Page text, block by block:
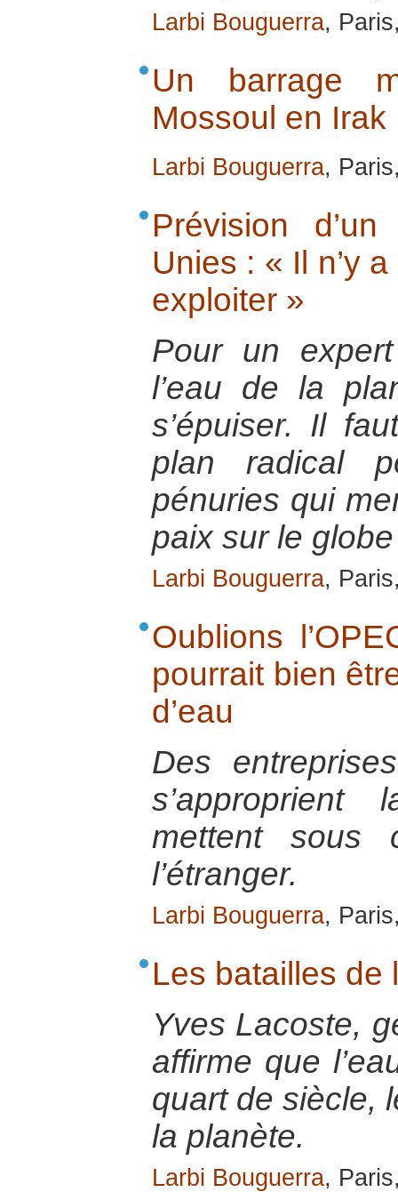
Larbi Bouguerra,
Un barrage
Mossoul en Irak
Larbi Bouguerra,
Prévision
Unies : « Il n’y
exploiter »
Pour un
l’eau de la
s’épuiser. Il
plan radical
pénuries qui
paix sur le
Larbi Bouguerra,
Oublions
pourrait bien
d’eau
Des
mettent sous
l’étranger.
Larbi Bouguerra,
Les batailles de
Yves Lacoste,
affirme que
quart de siècle,
la planète.
Larbi Bouguerra,